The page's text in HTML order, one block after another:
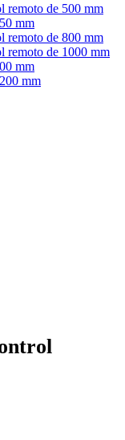
remoto de 500 mm
mm
remoto de 800 mm
remoto de 1000 mm
mm
mm